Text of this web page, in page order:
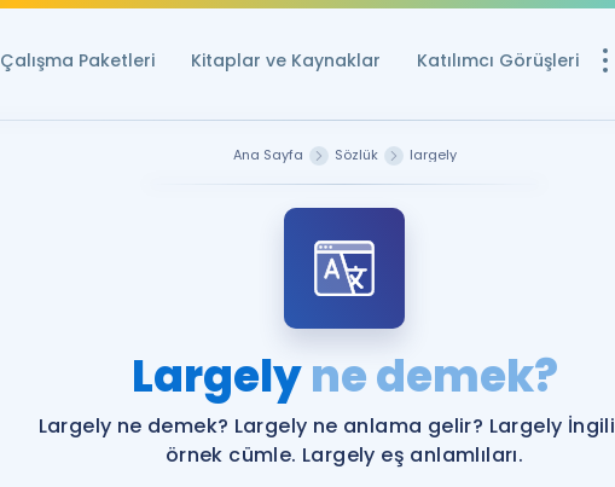
Çalışma Paketleri Kitaplar ve Kaynaklar Katılımcı Görüşleri
YDS ve YÖKDİL
Rehberlik Aracı
YDS ve
Ana Sayfa Sözlük largely
Largelyne demek?
Largely ne demek? Largely ne anlama gelir? Largely
örnek cümle. Largely eş anlamlıları.